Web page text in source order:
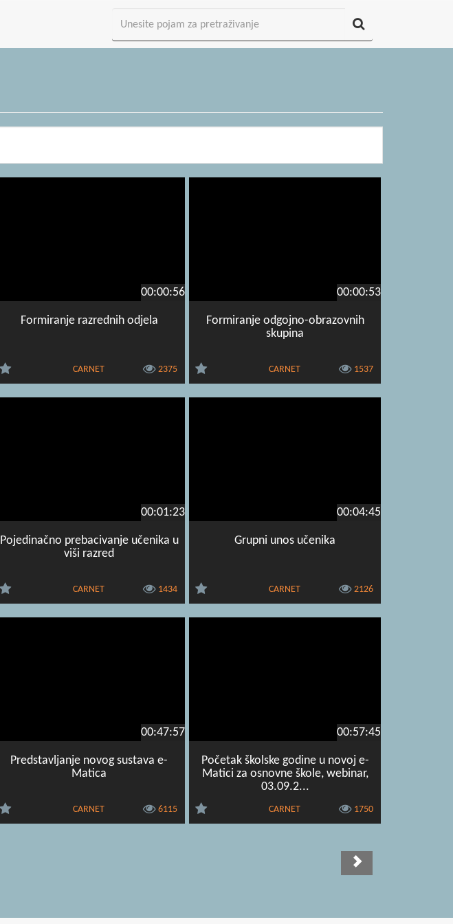
00:00:56
Formiranje razrednih odjela
CARNET 2375
00:00:53
Formiranje odgojno-obrazovnih
skupina
CARNET 1537
00:01:23
Pojedinačno prebacivanje učenika u
viši razred
CARNET 1434
00:04:45
Grupni unos učenika
CARNET 2126
00:47:57
Predstavljanje novog sustava e-
Matica
CARNET 6115
00:57:45
Početak školske godine u novoj e-
Matici za osnovne škole, webinar,
03.09.2...
CARNET 1750